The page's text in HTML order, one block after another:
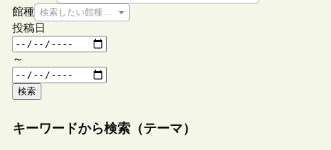
館種 検索したい館種を選択してください
投稿日
～
検索
キーワードから検索（テーマ）